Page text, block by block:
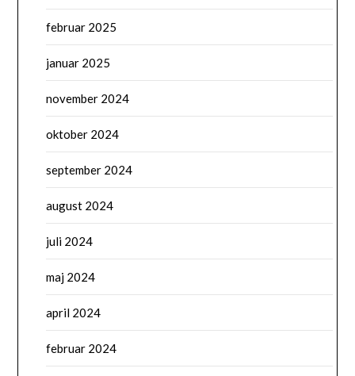
februar 2025
januar 2025
november 2024
oktober 2024
september 2024
august 2024
juli 2024
maj 2024
april 2024
februar 2024